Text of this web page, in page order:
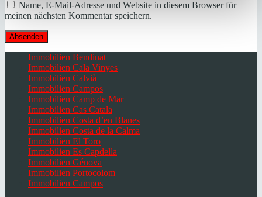
Name, E-Mail-Adresse und Website in diesem Browser für
meinen nächsten Kommentar speichern.
Immobilien Bendinat
Immobilien Cala Vinyes
Immobilien Calvià
Immobilien Campos
Immobilien Camp de Mar
Immobilien Cas Catala
Immobilien Costa d’en Blanes
Immobilien Costa de la Calma
Immobilien El Toro
Immobilien Es Capdella
Immobilien Génova
Immobilien Portocolom
Immobilien Campos